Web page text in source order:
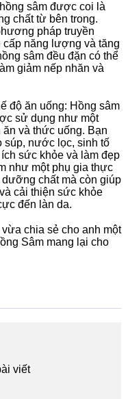
sâm được coi là
chất từ bên trong.
pháp truyền
năng lượng và tăng
sâm đều đặn có thể
giảm nếp nhăn và
độ ăn uống: Hồng sâm
sử dụng như một
và thức uống. Bạn
súp, nước lọc, sinh tố
sức khỏe và làm đẹp
như một phụ gia thực
chất mà còn giúp
cải thiện sức khỏe
đến làn da.
vừa chia sẻ cho anh một
Sâm mang lại cho
viết